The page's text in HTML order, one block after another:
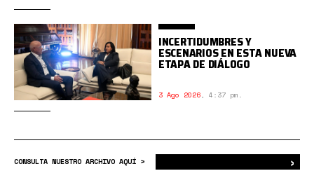
INCERTIDUMBRES Y
ESCENARIOS EN ESTA NUEVA
ETAPA DE DIÁLOGO
3 Ago 2026, 4:37 pm.
CONSULTA NUESTRO ARCHIVO AQUÍ > ›